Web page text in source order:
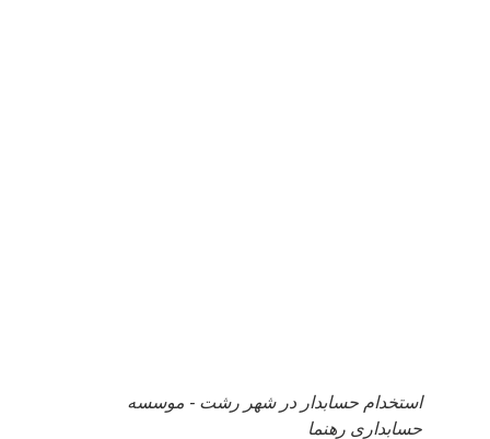
استخدام حسابدار در شهر رشت - موسسه
حسابداری رهنما